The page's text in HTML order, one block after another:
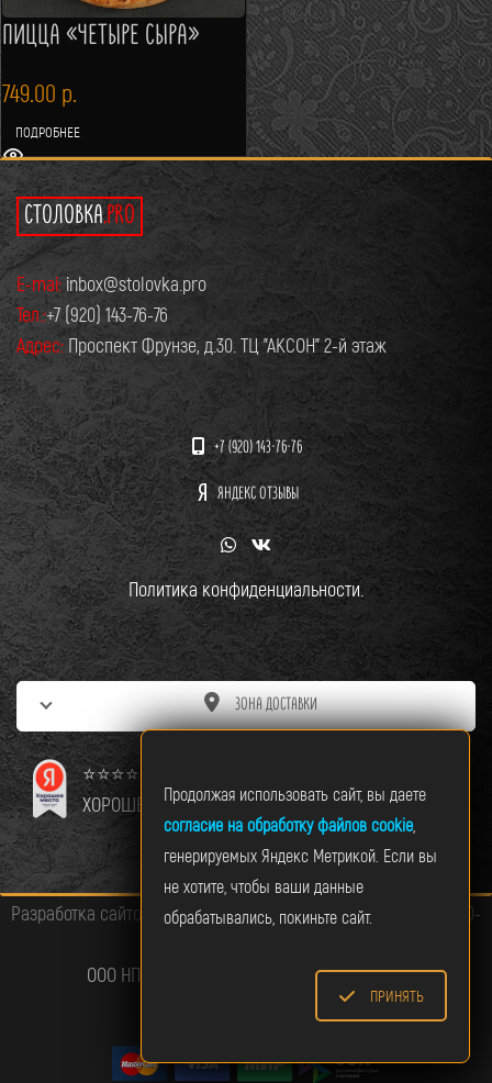
ПИЦЦА «ЧЕТЫРЕ СЫРА»
749.00 р.
ПОДРОБНЕЕ
СТОЛОВКА.PRO
E-mai: inbox@stolovka.pro
Тел.:+7 (920) 143-76-76
Адрес: Проспект Фрунзе, д.30. ТЦ "АКСОН" 2-й этаж
+7 (920) 143-76-76
ЯНДЕКС ОТЗЫВЫ
Политика конфиденциальности.
ЗОНА ДОСТАВКИ
⭐⭐⭐⭐⭐
ХОРОШЕЕ МЕСТО
Разработка сайтов и интернет‑магазинов. API‑интеграции. SEO-
ООО НПО «ТАНДЕМ» ИНН:7606118846. E-mail:
Продолжая использовать сайт, вы даете
согласие на обработку файлов cookie
генерируемых Яндекс Метрикой. Если вы
не хотите, чтобы ваши данные
обрабатывались, покиньте сайт.
ПРИНЯТЬ